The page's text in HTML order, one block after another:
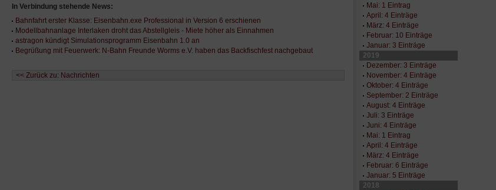
Mai: 1 Eintrag
April: 4 Einträge
März: 4 Einträge
Februar: 10 Einträge
Januar: 3 Einträge
2019
Dezember: 3 Einträge
November: 4 Einträge
Oktober: 4 Einträge
September: 2 Einträge
August: 4 Einträge
Juli: 3 Einträge
Juni: 4 Einträge
Mai: 1 Eintrag
April: 4 Einträge
März: 4 Einträge
Februar: 6 Einträge
Januar: 5 Einträge
2018
In Verbindung stehende News:
Bahnfahrt erster Klasse: Eisenbahn.exe Professional in Version 6 erschienen
Modellbahnanlage Interlaken droht das Abstellgleis - Miete höher als Einnahmen
astragon kündigt Simulationsprogramm Eisenbahn 1.0 an
Begrüßung mit Feuerwerk: N-Bahn Freunde Worms e.V. haben das Backfischfest nachgebaut
<< Zurück zu: Nachrichten